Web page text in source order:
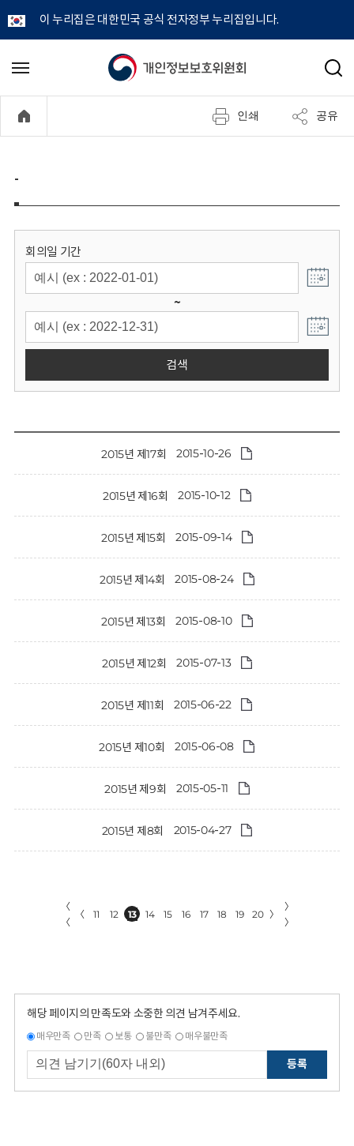
이 누리집은 대한민국 공식 전자정부 누리집입니다.
개
정
보
위
원
회
메
기
검
인쇄 공유
-
회의일 기간
~
검색
2015년 제17회 2015-10-26
2015년 제16회 2015-10-12
2015년 제15회 2015-09-14
2015년 제14회 2015-08-24
2015년 제13회 2015-08-10
2015년 제12회 2015-07-13
2015년 제11회 2015-06-22
2015년 제10회 2015-06-08
2015년 제9회 2015-05-11
2015년 제8회 2015-04-27
〈
〈
〈 11 12 13 14 15 16 17 18 19 20 〉
〉
〉
해당 페이지의 만족도와 소중한 의견 남겨주세요.
매우만족 만족 보통 불만족 매우불만족
등록